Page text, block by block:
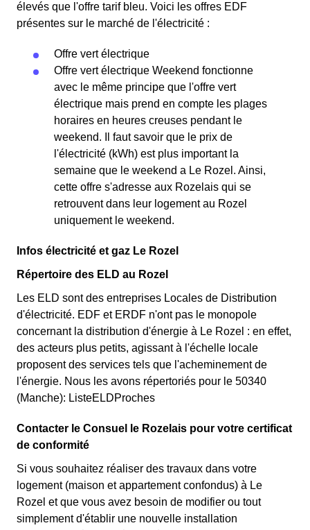
élevés que l'offre tarif bleu. Voici les offres EDF
présentes sur le marché de l'électricité :
Offre vert électrique
Offre vert électrique Weekend fonctionne
avec le même principe que l'offre vert
électrique mais prend en compte les plages
horaires en heures creuses pendant le
weekend. Il faut savoir que le prix de
l'électricité (kWh) est plus important la
semaine que le weekend a Le Rozel. Ainsi,
cette offre s'adresse aux Rozelais qui se
retrouvent dans leur logement au Rozel
uniquement le weekend.
Infos électricité et gaz Le Rozel
Répertoire des ELD au Rozel
Les ELD sont des entreprises Locales de Distribution
d'électricité. EDF et ERDF n'ont pas le monopole
concernant la distribution d'énergie à Le Rozel : en effet,
des acteurs plus petits, agissant à l'échelle locale
proposent des services tels que l'acheminement de
l'énergie. Nous les avons répertoriés pour le 50340
(Manche): ListeELDProches
Contacter le Consuel le Rozelais pour votre certificat
de conformité
Si vous souhaitez réaliser des travaux dans votre
logement (maison et appartement confondus) à Le
Rozel et que vous avez besoin de modifier ou tout
simplement d'établir une nouvelle installation